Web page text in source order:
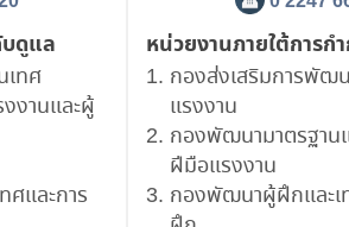
บดูแล
เทศ
งานและผู้
ศและการ
หน่วยงานภายใต้การก
กองส่งเสริมการพัฒ
แรงงาน
กองพัฒนามาตรฐาน
ฝีมือแรงงาน
กองพัฒนาผู้ฝึกและเ